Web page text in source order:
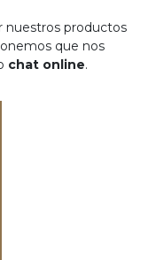
nuestros productos
que nos
chat online.